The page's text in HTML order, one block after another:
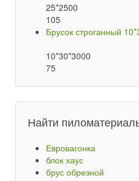
25*2500
105
Брусок строганный
10*30*3000
75
Найти
Евровагонка
блок хаус
брус обрезной